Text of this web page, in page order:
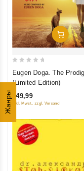
Жанры
out
Eugen Doga. The
(Limited Edition)
€49,99
inkl. Mwst., zzgl. Versand